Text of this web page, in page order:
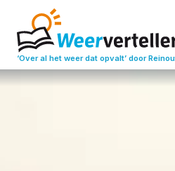
‘Over al het weer dat opvalt’ door